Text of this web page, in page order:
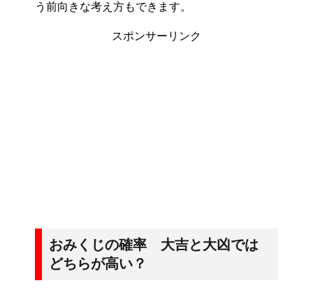
う前向きな考え方もできます。
スポンサーリンク
おみくじの確率 大吉と大凶では
どちらが高い？